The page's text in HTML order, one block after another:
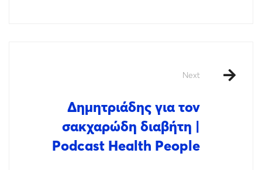
Next
Δημητριάδης για τον
σακχαρώδη διαβήτη |
Podcast Health People